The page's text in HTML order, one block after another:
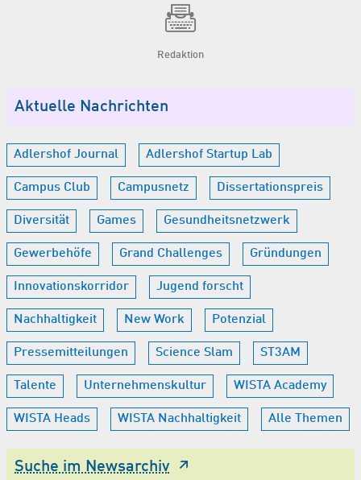
Redaktion
Aktuelle Nachrichten
Adlershof Journal Adlershof Startup Lab
Campus Club Campusnetz Dissertationspreis
Diversität Games Gesundheitsnetzwerk
Gewerbehöfe Grand Challenges Gründungen
Innovationskorridor Jugend forscht
Nachhaltigkeit New Work Potenzial
Pressemitteilungen Science Slam ST3AM
Talente Unternehmenskultur WISTA Academy
WISTA Heads WISTA Nachhaltigkeit Alle Themen
Suche im Newsarchiv